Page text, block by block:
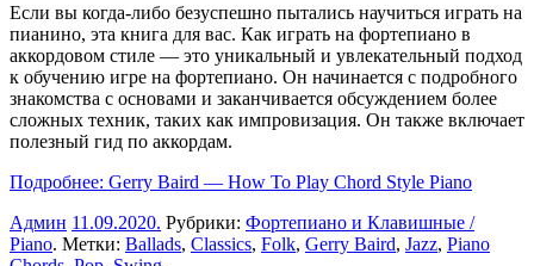
Если вы когда-либо безуспешно пытались научиться играть на
пианино, эта книга для вас. Как играть на фортепиано в
аккордовом стиле — это уникальный и увлекательный подход
к обучению игре на фортепиано. Он начинается с подробного
знакомства с основами и заканчивается обсуждением более
сложных техник, таких как импровизация. Он также включает
полезный гид по аккордам.
Подробнее: Gerry Baird — How To Play Chord Style Piano
Админ 11.09.2020. Рубрики: Фортепиано и Клавишные /
Piano. Метки: Ballads, Classics, Folk, Gerry Baird, Jazz, Piano